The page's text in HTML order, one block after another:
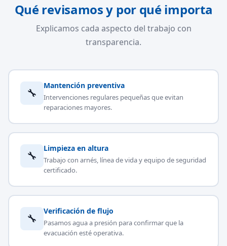
Qué revisamos y por qué importa
Explicamos cada aspecto del trabajo con
transparencia.
🔧
Mantención preventiva
Intervenciones regulares pequeñas que evitan
reparaciones mayores.
🔧
Limpieza en altura
Trabajo con arnés, línea de vida y equipo de seguridad
certificado.
🔧
Verificación de flujo
Pasamos agua a presión para confirmar que la
evacuación esté operativa.